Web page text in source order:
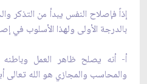
إذاً فإصلاح النفس يبدأ من التذكر
بالدرجة الأولى ولهذا الأسلوب في
أ- أنه يصلح ظاهر العمل وباطنه
والمحاسب والمجازي هو الله تعالى